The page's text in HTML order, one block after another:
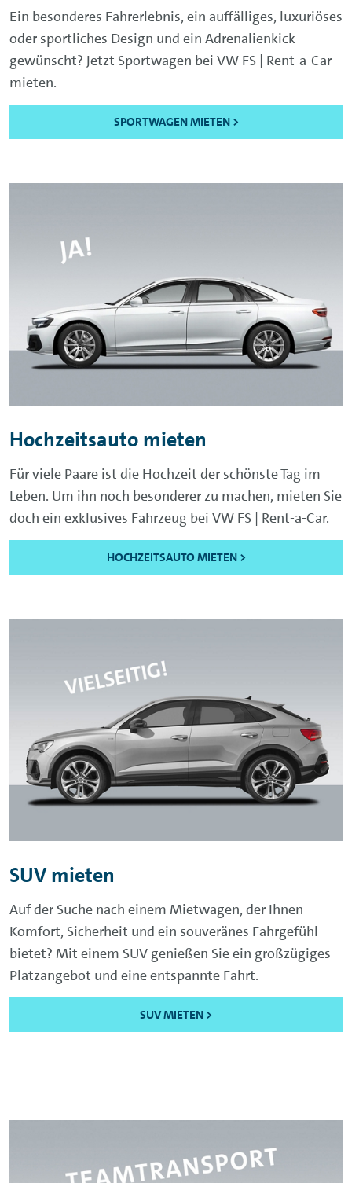
Ein besonderes Fahrerlebnis, ein auffälliges, luxuriöses
oder sportliches Design und ein Adrenalienkick
gewünscht? Jetzt Sportwagen bei VW FS | Rent-a-Car
mieten.
SPORTWAGEN MIETEN >
Hochzeitsauto mieten
Für viele Paare ist die Hochzeit der schönste Tag im
Leben. Um ihn noch besonderer zu machen, mieten Sie
doch ein exklusives Fahrzeug bei VW FS | Rent-a-Car.
HOCHZEITSAUTO MIETEN >
SUV mieten
Auf der Suche nach einem Mietwagen, der Ihnen
Komfort, Sicherheit und ein souveränes Fahrgefühl
bietet? Mit einem SUV genießen Sie ein großzügiges
Platzangebot und eine entspannte Fahrt.
SUV MIETEN >